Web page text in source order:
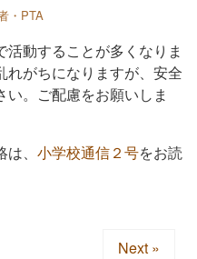
・PTA
動することが多くなりま
れがちになりますが、安全
。ご配慮をお願いしま
、 小学校通信２号をお読
Next »